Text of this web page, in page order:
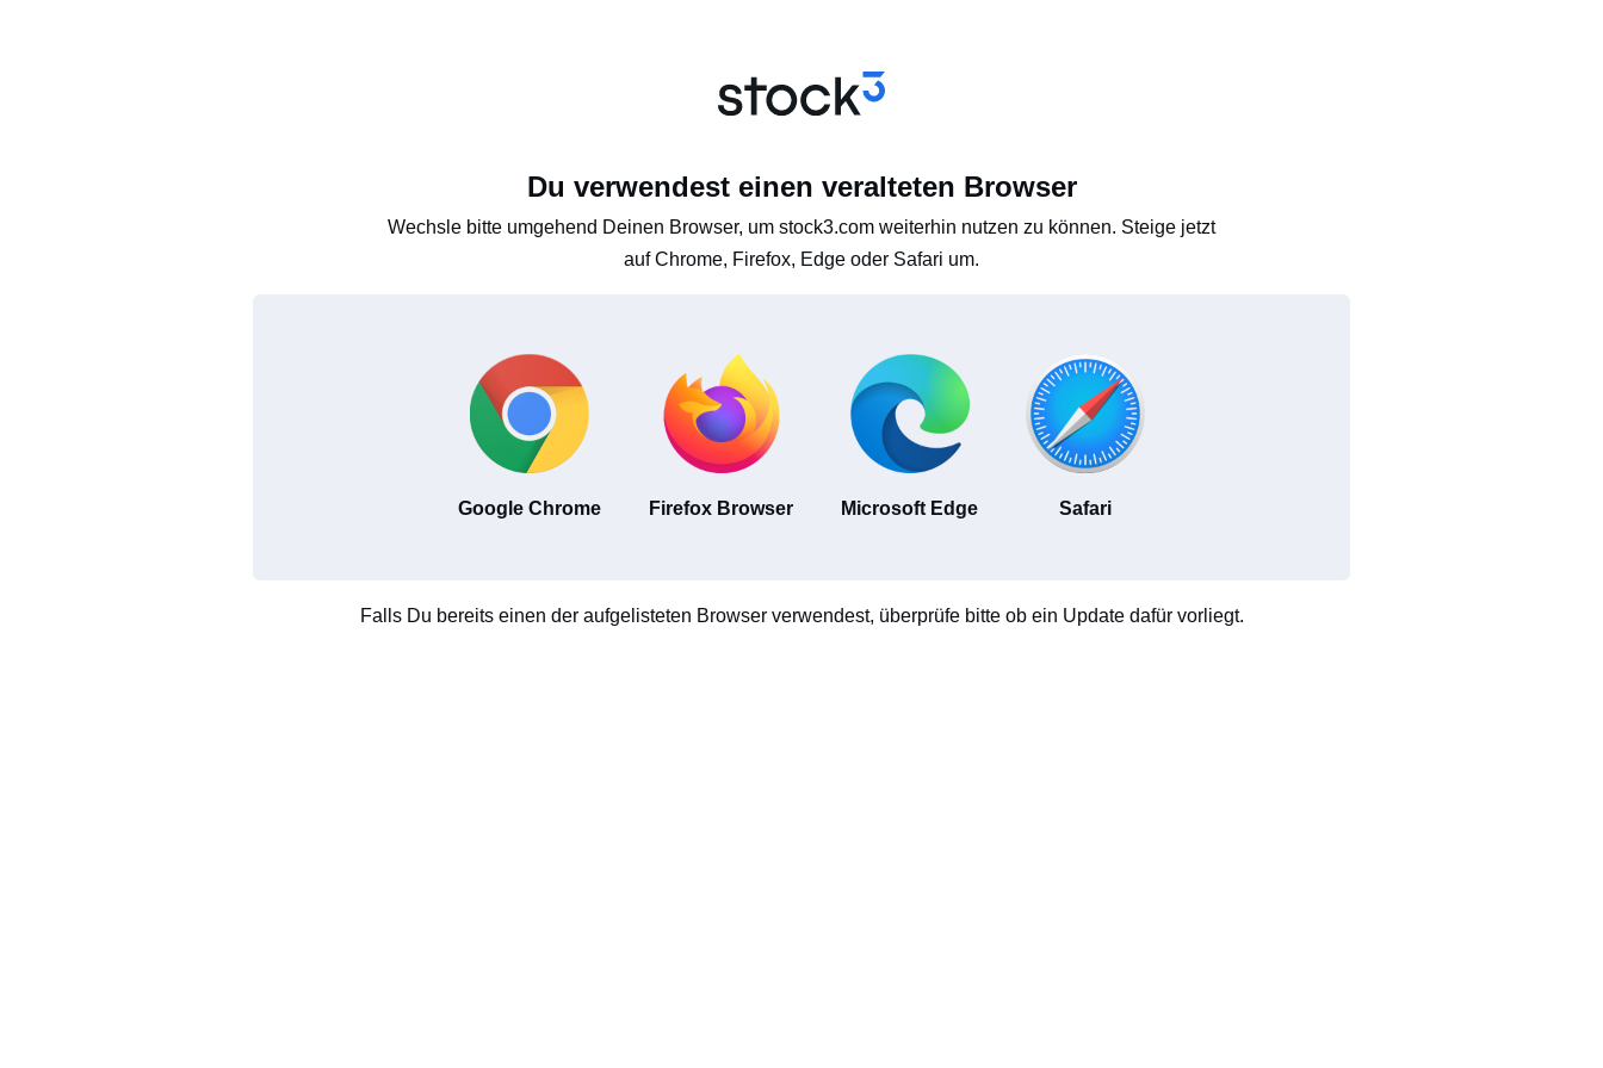
Du verwendest einen veralteten Browser
Wechsle bitte umgehend Deinen Browser, um stock3.com weiterhin nutzen zu können. Steige jetzt
auf Chrome, Firefox, Edge oder Safari um.
Google Chrome Firefox Browser Microsoft Edge Safari
Falls Du bereits einen der aufgelisteten Browser verwendest, überprüfe bitte ob ein Update dafür vorliegt.